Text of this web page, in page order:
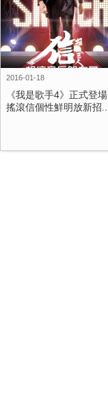
2016-01-18
《我是歌手4》正式登場
搖滾信個性鮮明放新招...